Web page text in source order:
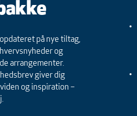
på nye tiltag,
og
arrangementer.
giver dig
og inspiration –